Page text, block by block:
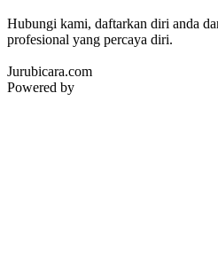
Hubungi kami, daftarkan diri anda
profesional yang percaya diri.
Jurubicara.com
Powered by